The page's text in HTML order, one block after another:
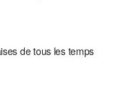
de tous les temps